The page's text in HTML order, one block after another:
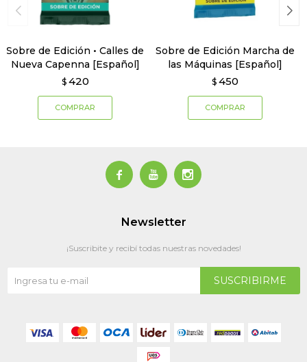
Sobre de Edición • Calles de
Nueva Capenna [Español]
$ 420
Sobre de Edición Marcha de
las Máquinas [Español]
$ 450
  
Newsletter
¡Suscribite y recibí todas nuestras novedades!
SUSCRIBIRME